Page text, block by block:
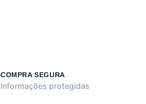
COMPRA SEGURA
Informações protegidas